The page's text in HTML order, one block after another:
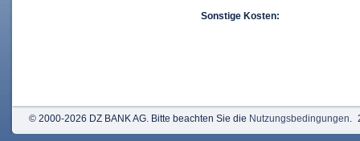
Sonstige Kosten:
© 2000-2026 DZ BANK AG. Bitte beachten Sie die Nutzungsbedingungen.